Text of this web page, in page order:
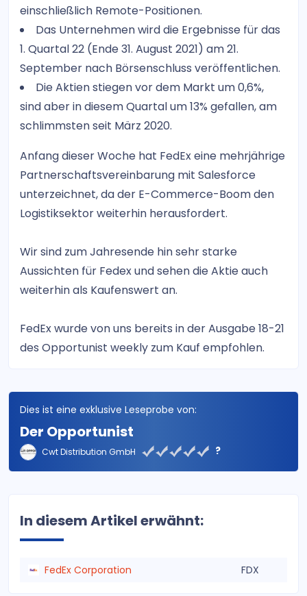
einschließlich Remote-Positionen.
Das Unternehmen wird die Ergebnisse für das
1. Quartal 22 (Ende 31. August 2021) am 21.
September nach Börsenschluss veröffentlichen.
Die Aktien stiegen vor dem Markt um 0,6%,
sind aber in diesem Quartal um 13% gefallen, am
schlimmsten seit März 2020.
Anfang dieser Woche hat FedEx eine mehrjährige
Partnerschaftsvereinbarung mit Salesforce
unterzeichnet, da der E-Commerce-Boom den
Logistiksektor weiterhin herausfordert.
Wir sind zum Jahresende hin sehr starke
Aussichten für Fedex und sehen die Aktie auch
weiterhin als Kaufenswert an.
FedEx wurde von uns bereits in der Ausgabe 18-21
des Opportunist weekly zum Kauf empfohlen.
Dies ist eine exklusive Leseprobe von:
Der Opportunist
Cwt Distribution GmbH ?
In diesem Artikel erwähnt:
FedEx Corporation FDX